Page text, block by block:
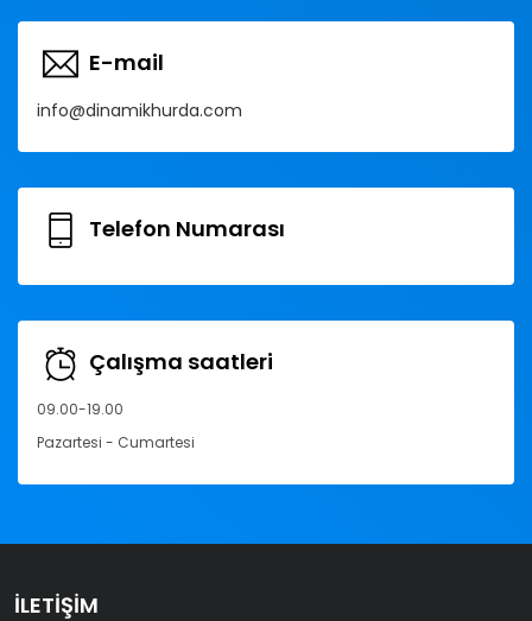
E-mail
info@dinamikhurda.com
Telefon Numarası
Çalışma saatleri
09.00-19.00
Pazartesi - Cumartesi
İLETIŞIM